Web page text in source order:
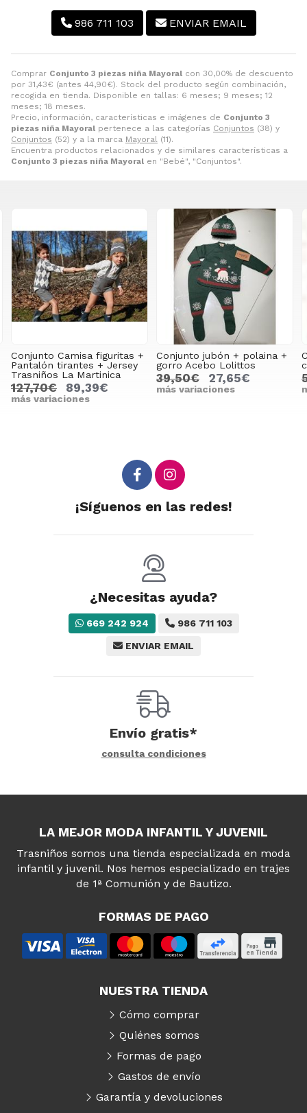
Comprar Conjunto 3 piezas niña Mayoral con 30,00% de descuento
por 31,43€ (antes 44,90€). Stock del producto según combinación,
recogida en tienda. Disponible en tallas: 6 meses; 9 meses; 12
meses; 18 meses.
Precio, información, características e imágenes de Conjunto 3
piezas niña Mayoral pertenece a las categorías Conjuntos (38) y
Conjuntos (52) y a la marca Mayoral (11).
Encuentra productos relacionados y de similares características a
Conjunto 3 piezas niña Mayoral en "Bebé", "Conjuntos".
986 711 103 ENVIAR EMAIL
figuritas +
+ Jersey
Martinica
Conjunto jubón + polaina +
gorro Acebo Lolittos
39,50€ 27,65€
más variaciones
Conjunto
cuadros
56,20€
más
¡Síguenos en las redes!
¿Necesitas ayuda?
669 242 924 986 711 103
ENVIAR EMAIL
Envío gratis*
consulta condiciones
LA MEJOR MODA INFANTIL Y JUVENIL
Trasniños somos una tienda especializada en moda
infantil y juvenil. Nos hemos especializado en trajes
de 1ª Comunión y de Bautizo.
FORMAS DE PAGO
NUESTRA TIENDA
Cómo comprar
Quiénes somos
Formas de pago
Gastos de envío
Garantía y devoluciones